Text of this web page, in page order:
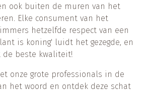
ook buiten de muren van het
Elke consument van het
hetzelfde respect van een
is koning' luidt het gezegde, en
de beste kwaliteit!
onze grote professionals in de
het woord en ontdek deze schat